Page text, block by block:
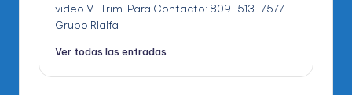
video V-Trim. Para Contacto: 809-513-7577
Grupo RIalfa
Ver todas las entradas